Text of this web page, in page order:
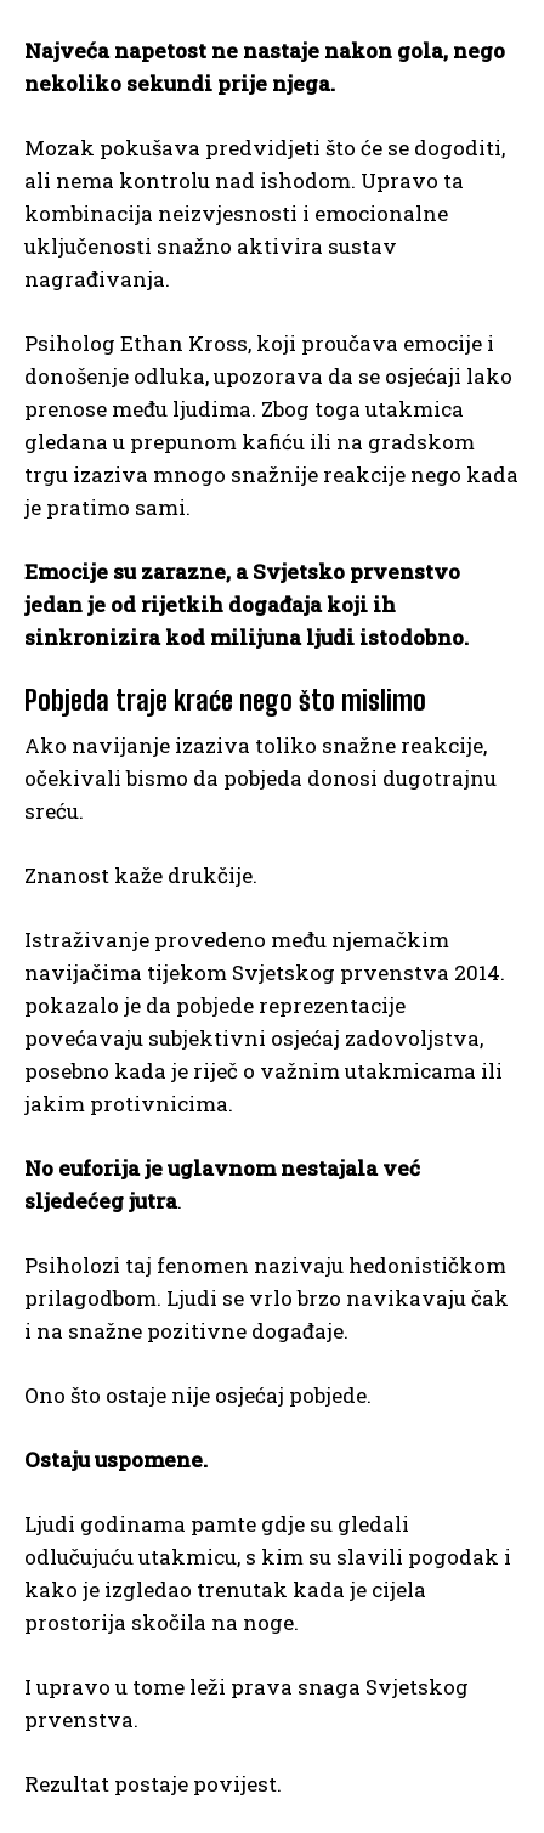
Najveća napetost ne nastaje nakon gola, nego
nekoliko sekundi prije njega.
Mozak pokušava predvidjeti što će se dogoditi,
ali nema kontrolu nad ishodom. Upravo ta
kombinacija neizvjesnosti i emocionalne
uključenosti snažno aktivira sustav
nagrađivanja.
Psiholog Ethan Kross, koji proučava emocije i
donošenje odluka, upozorava da se osjećaji lako
prenose među ljudima. Zbog toga utakmica
gledana u prepunom kafiću ili na gradskom
trgu izaziva mnogo snažnije reakcije nego kada
je pratimo sami.
Emocije su zarazne, a Svjetsko prvenstvo
jedan je od rijetkih događaja koji ih
sinkronizira kod milijuna ljudi istodobno.
Pobjeda traje kraće nego što mislimo
Ako navijanje izaziva toliko snažne reakcije,
očekivali bismo da pobjeda donosi dugotrajnu
sreću.
Znanost kaže drukčije.
Istraživanje provedeno među njemačkim
navijačima tijekom Svjetskog prvenstva 2014.
pokazalo je da pobjede reprezentacije
povećavaju subjektivni osjećaj zadovoljstva,
posebno kada je riječ o važnim utakmicama ili
jakim protivnicima.
No euforija je uglavnom nestajala već
sljedećeg jutra.
Psiholozi taj fenomen nazivaju hedonističkom
prilagodbom. Ljudi se vrlo brzo navikavaju čak
i na snažne pozitivne događaje.
Ono što ostaje nije osjećaj pobjede.
Ostaju uspomene.
Ljudi godinama pamte gdje su gledali
odlučujuću utakmicu, s kim su slavili pogodak i
kako je izgledao trenutak kada je cijela
prostorija skočila na noge.
I upravo u tome leži prava snaga Svjetskog
prvenstva.
Rezultat postaje povijest.